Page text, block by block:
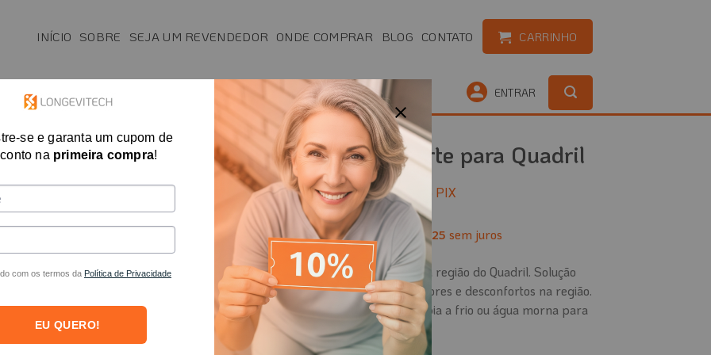
INÍCIO SOBRE SEJA UM REVENDEDOR ONDE COMPRAR BLOG CONTATO CARRINHO
FISIO E T.O. OUTLET ENTRAR
Bolsa de Gelo com Suporte para Quadril
R$698,00 R$219,84 no PIX
R$ 229,00 em até 4x de 57,25 sem juros
Para dores, edema, contusões, incômodos na região do Quadril. Solução
ideal para acelerar a recuperação e aliviar dores e desconfortos na região.
Podes ser usado com gelo e água para terapia a frio ou água morna para
terapia de calor.
se e garanta um cupom de
na primeira compra!
com os termos da Política de Privacidade
EU QUERO!